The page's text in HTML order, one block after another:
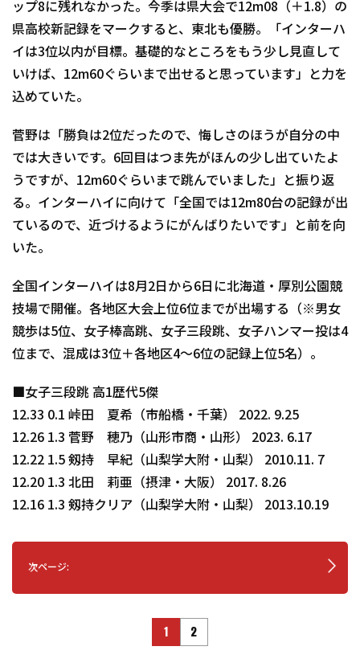
ップ8に残れなかった。今季は県大会で12m08（＋1.8）の
県高校新記録をマークすると、東北も優勝。「インターハ
イは3位以内が目標。基礎的なところをもう少し見直して
いけば、12m60ぐらいまで出せると思っています」と力を
込めていた。
菅野は「勝負は2位だったので、悔しさのほうが自分の中
では大きいです。6回目はつま先がほんの少し出ていたよ
うですが、12m60ぐらいまで跳んでいました」と振り返
る。インターハイに向けて「全国では12m80台の記録が出
ているので、近づけるようにがんばりたいです」と前を向
いた。
全国インターハイは8月2日から6日に北海道・厚別公園競
技場で開催。各地区大会上位6位までが出場する（※男女
競歩は5位、女子棒高跳、女子三段跳、女子ハンマー投は4
位まで、混成は3位＋各地区4～6位の記録上位5名）。
■女子三段跳 高1歴代5傑
12.33 0.1 峠田 夏希（市船橋・千葉） 2022. 9.25
12.26 1.3 菅野 穂乃（山形市商・山形） 2023. 6.17
12.22 1.5 剱持 早紀（山梨学大附・山梨） 2010.11. 7
12.20 1.3 北田 莉亜（摂津・大阪） 2017. 8.26
12.16 1.3 剱持クリア（山梨学大附・山梨） 2013.10.19
次ページ:
1 2